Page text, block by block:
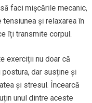
faci mișcările mecanic,
și relaxarea în
îți transmite corpul.
exerciții nu doar că
dar susține și
și stresul. Încearcă
unul dintre aceste